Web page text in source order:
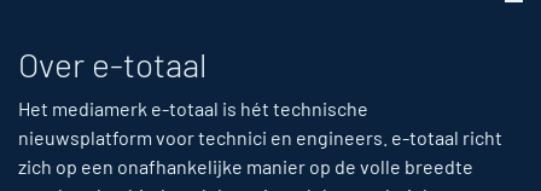
Over e-totaal
Het mediamerk e-totaal is hét technische
nieuwsplatform voor technici en engineers. e-totaal richt
zich op een onafhankelijke manier op de volle breedte